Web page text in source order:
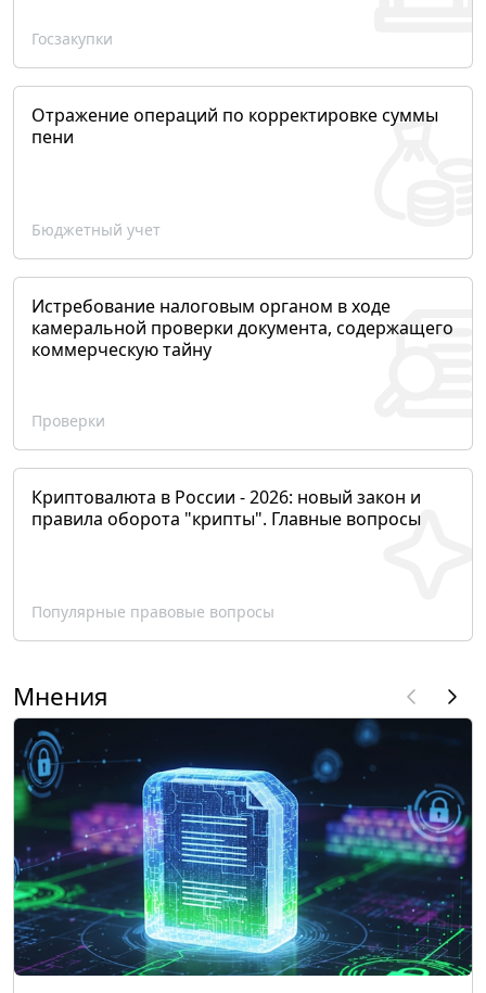
Госзакупки
Отражение операций по корректировке суммы
пени
Бюджетный учет
Истребование налоговым органом в ходе
камеральной проверки документа, содержащего
коммерческую тайну
Проверки
Криптовалюта в России - 2026: новый закон и
правила оборота "крипты". Главные вопросы
Популярные правовые вопросы
Мнения